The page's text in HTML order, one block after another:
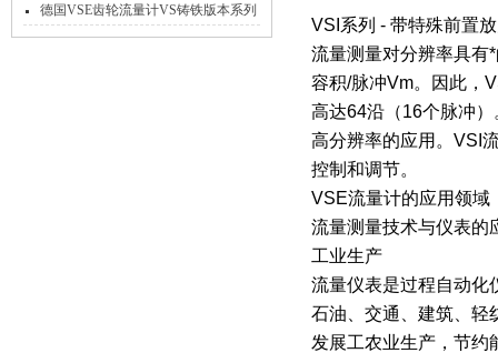
VS4GPO12V-32N11
德国VSE齿轮流量计VS铸铁版本系列
产品参数介绍
VSI系列 - 带特殊前置
流量测量对分辨率具有
容积/脉冲Vm。因此，
高达64沿（16个脉冲
高分辨率的应用。VSI
控制和调节。
VSE流量计的应用领域
流量测量技术与仪表的
工业生产
流量仪表是过程自动化
石油、交通、建筑、轻
发展工农业生产，节约